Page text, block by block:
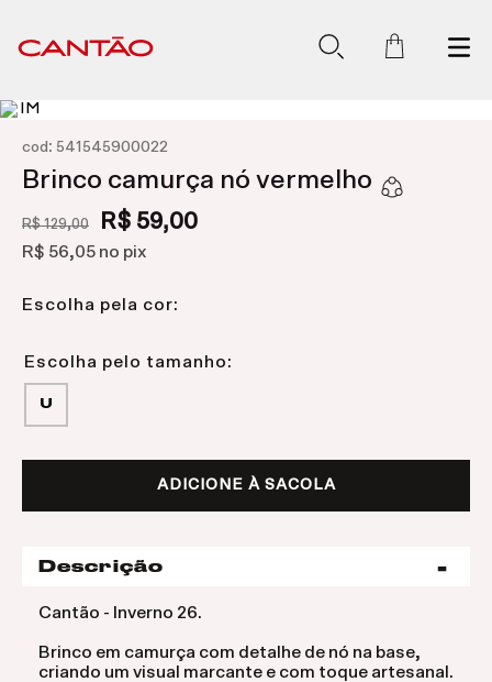
cod : 541545900022
Brinco camurça nó vermelho
R$ 129,00 R$ 59,00
R$ 56,05 no pix
Escolha pela cor:
U
ADICIONE À SACOLA
Descrição
Cantão - Inverno 26.
Brinco em camurça com detalhe de nó na base,
criando um visual marcante e com toque artesanal.